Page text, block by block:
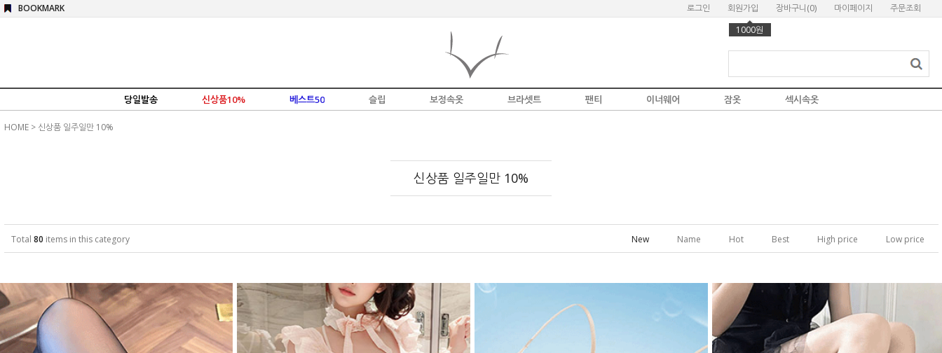
로그인
회원가입
1000원
장바구니(0) 마이페이지 주문조회
BOOKMARK
당일발송 신상품10% 베스트50 슬립 보정속옷 브라셋트 팬티 이너웨어 잠옷 섹시속옷
HOME> 신상품 일주일만 10%
신상품 일주일만 10%
Total 80 items in this category New Name Hot Best High price Low price